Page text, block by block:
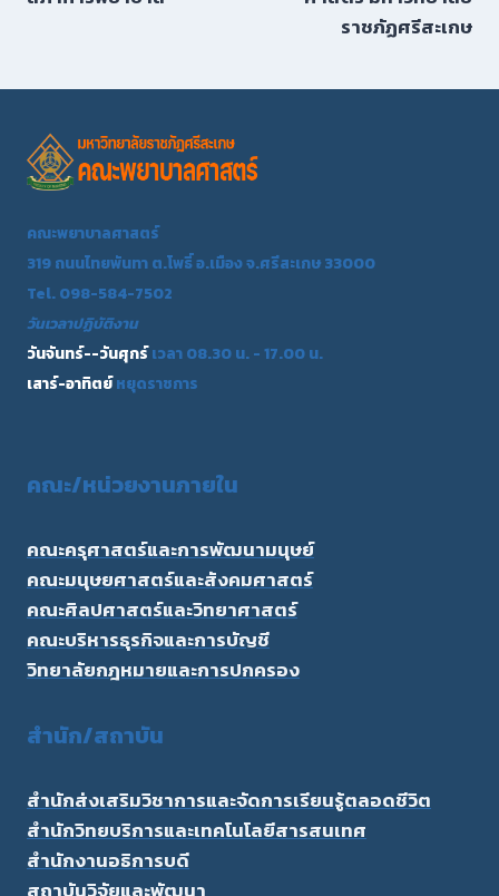
ราชภัฏศรีสะเกษ
คณะพยาบาลศาสตร์
319 ถนนไทยพันทา ต.โพธิ์ อ.เมือง จ.ศรีสะเกษ 33000
Tel. 098-584-7502
วันเวลาปฏิบัติงาน
วันจันทร์--วันศุกร์เวลา 08.30 น. - 17.00 น.
เสาร์-อาทิตย์หยุดราชการ
คณะ/หน่วยงานภายใน
คณะครุศาสตร์และการพัฒนามนุษย์
คณะมนุษยศาสตร์และสังคมศาสตร์
คณะศิลปศาสตร์และวิทยาศาสตร์
คณะบริหารธุรกิจและการบัญชี
วิทยาลัยกฎหมายและการปกครอง
สำนัก/สถาบัน
สำนักส่งเสริมวิชาการและจัดการเรียนรู้ตลอดชีวิต
สำนักวิทยบริการและเทคโนโลยีสารสนเทศ
สำนักงานอธิการบดี
สถาบันวิจัยและพัฒนา